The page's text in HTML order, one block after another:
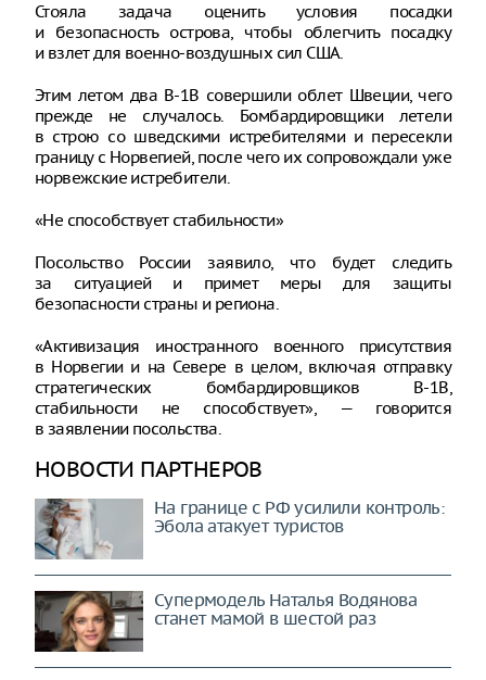
Стояла задача оценить условия посадки
и безопасность острова, чтобы облегчить посадку
и взлет для военно-воздушных сил США.
Этим летом два B-1B совершили облет Швеции, чего
прежде не случалось. Бомбардировщики летели
в строю со шведскими истребителями и пересекли
границу с Норвегией, после чего их сопровождали уже
норвежские истребители.
«Не способствует стабильности»
Посольство России заявило, что будет следить
за ситуацией и примет меры для защиты
безопасности страны и региона.
«Активизация иностранного военного присутствия
в Норвегии и на Севере в целом, включая отправку
стратегических бомбардировщиков B-1B,
стабильности не способствует», — говорится
в заявлении посольства.
НОВОСТИ ПАРТНЕРОВ
На границе с РФ усилили контроль:
Эбола атакует туристов
Супермодель Наталья Водянова
станет мамой в шестой раз